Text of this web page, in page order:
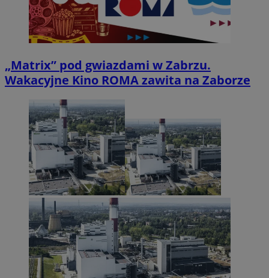
„Matrix” pod gwiazdami w Zabrzu.
Wakacyjne Kino ROMA zawita na Zaborze